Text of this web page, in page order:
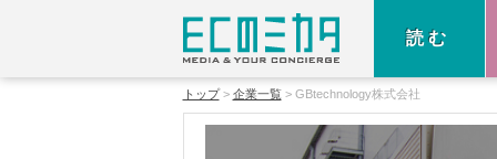
読む
トップ 企業一覧 GBtechnology株式会社